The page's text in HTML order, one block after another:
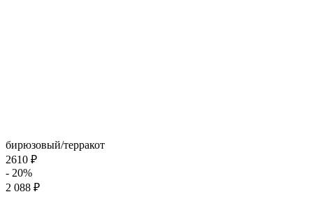
бирюзовый/терракот
2610 ₽
- 20%
2 088 ₽